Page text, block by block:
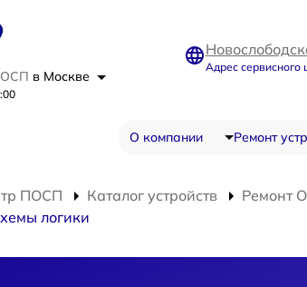
в Москве
Адрес
О компании Ремонт
ПОСП Каталог устройств Ремонт
логики